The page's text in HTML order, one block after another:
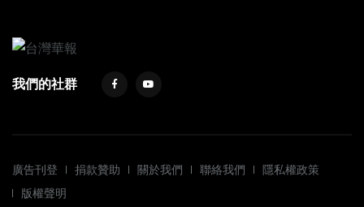
我們的社群
廣告刊登 捐款贊助 關於我們 聯絡我們
隱私權政策
版權聲明